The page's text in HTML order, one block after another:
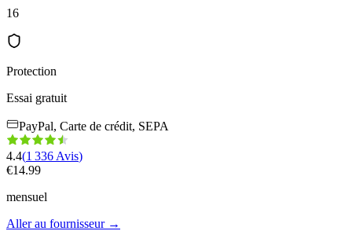
16
Protection
Essai gratuit
PayPal, Carte de crédit, SEPA
4.4(1 336 Avis)
€14.99
mensuel
Aller au fournisseur→